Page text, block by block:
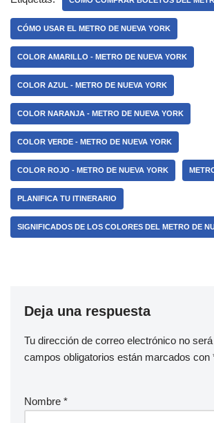
CÓMO USAR EL METRO DE NUEVA YORK
COLOR AMARILLO - METRO DE NUEVA YORK
COLOR AZUL - METRO DE NUEVA YORK
COLOR NARANJA - METRO DE NUEVA YORK
COLOR VERDE - METRO DE NUEVA YORK
COLOR ROJO - METRO DE NUEVA YORK
PLANIFICA TU ITINERARIO
SIGNIFICADOS DE LOS COLORES DEL METRO DE
Deja una respuesta
Tu dirección de correo electrónico no
campos obligatorios están marcados con
Nombre *